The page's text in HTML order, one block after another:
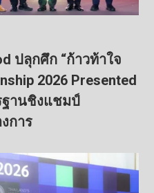
ปลุกศึก “ก้าวท้าใจ
2026 Presented
ฐานชิงแชมป์
การ